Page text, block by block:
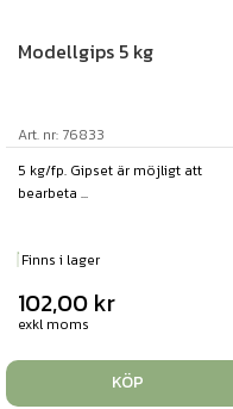
Modellgips 5 kg
Art. nr: 76833
5 kg/fp. Gipset är möjligt att
bearbeta ...
Finns i lager
102,00 kr
exkl moms
KÖP